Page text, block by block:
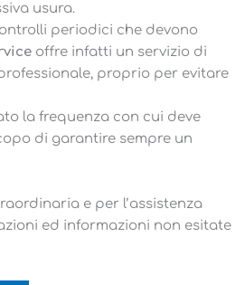
usura.
periodici che devono
offre infatti un servizio di
proprio per evitare
la frequenza con cui deve
di garantire sempre un
e per l’assistenza
ed informazioni non esitate